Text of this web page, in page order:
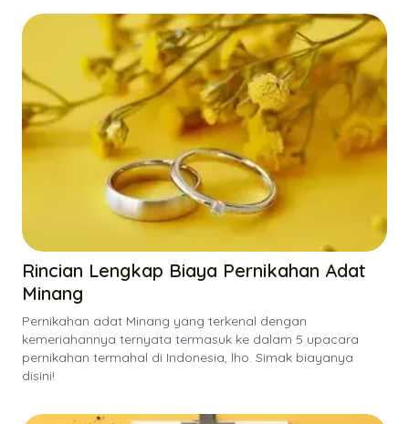
Rincian Lengkap Biaya Pernikahan Adat
Minang
Pernikahan adat Minang yang terkenal dengan
kemeriahannya ternyata termasuk ke dalam 5 upacara
pernikahan termahal di Indonesia, lho. Simak biayanya
disini!